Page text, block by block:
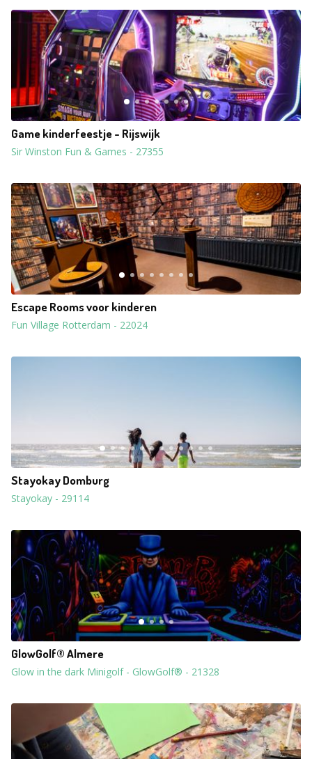
Game kinderfeestje - Rijswijk
Sir Winston Fun & Games - 27355
Escape Rooms voor kinderen
Fun Village Rotterdam - 22024
Stayokay Domburg
Stayokay - 29114
GlowGolf® Almere
Glow in the dark Minigolf - GlowGolf® - 21328